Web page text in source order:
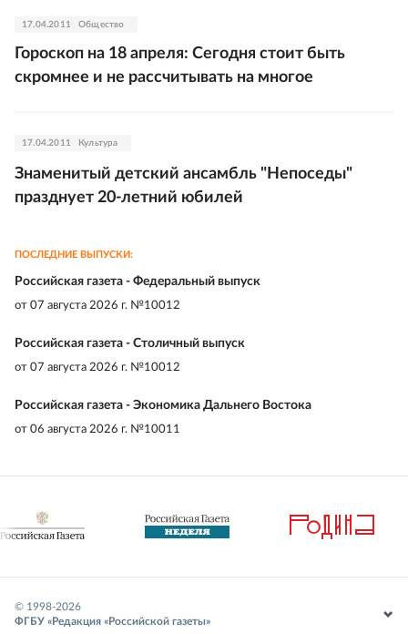
17.04.2011 Общество
Гороскоп на 18 апреля: Сегодня стоит быть
скромнее и не рассчитывать на многое
17.04.2011 Культура
Знаменитый детский ансамбль "Непоседы"
празднует 20-летний юбилей
ПОСЛЕДНИЕ ВЫПУСКИ:
Российская газета - Федеральный выпуск
от 07 августа 2026 г. №10012
Российская газета - Столичный выпуск
от 07 августа 2026 г. №10012
Российская газета - Экономика Дальнего Востока
от 06 августа 2026 г. №10011
© 1998-2026
ФГБУ «Редакция «Российской газеты»